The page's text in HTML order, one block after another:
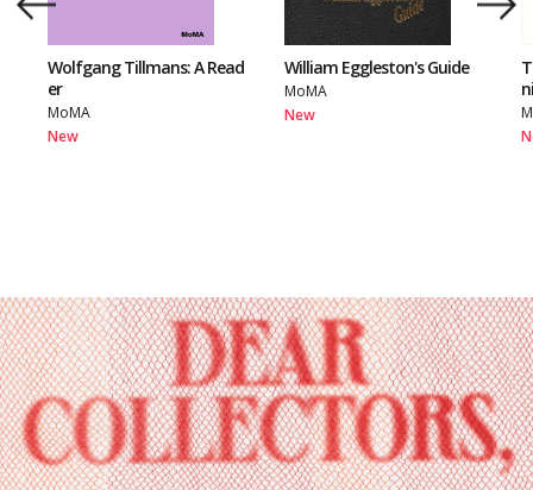
Wolfgang Tillmans: A Read
er
MoMA
New
William Eggleston's Guide
MoMA
New